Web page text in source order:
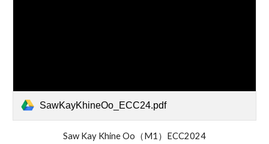
SawKayKhineOo_ECC24.pdf
Saw Kay Khine Oo（M1）ECC2024